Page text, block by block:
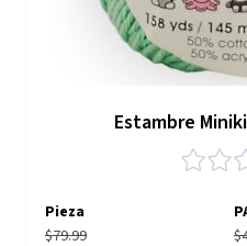
Estambre
Pieza
$79.99